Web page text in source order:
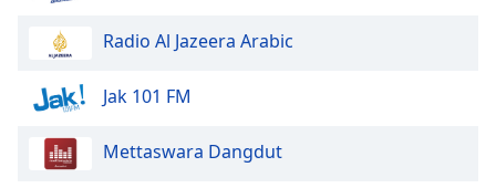
Radio Al Jazeera Arabic
Jak 101 FM
Mettaswara Dangdut